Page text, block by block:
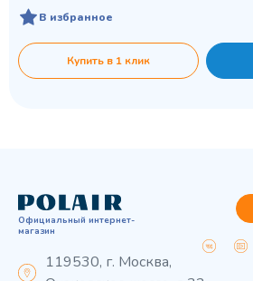
В избранное
Купить в 1 клик
Официальный интернет-
магазин
119530, г. Москва,